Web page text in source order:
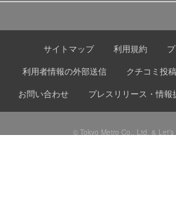
サイトマップ 利用規約
利用者情報の外部送信
クチコミ投
お問い合わせ
プレスリリース・情報
© Tokyo Metro Co., Ltd. & Let’s